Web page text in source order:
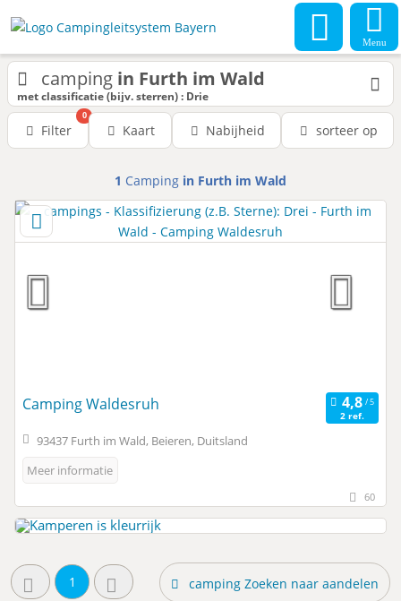
Menu
camping in Furth im Wald
met classificatie (bijv. sterren) : Drie
Filter
0
Kaart Nabijheid sorteer op
1 Camping in Furth im Wald
Camping Waldesruh
2 ref.
93437 Furth im Wald, Beieren, Duitsland
Meer informatie
60
1 camping Zoeken naar aandelen